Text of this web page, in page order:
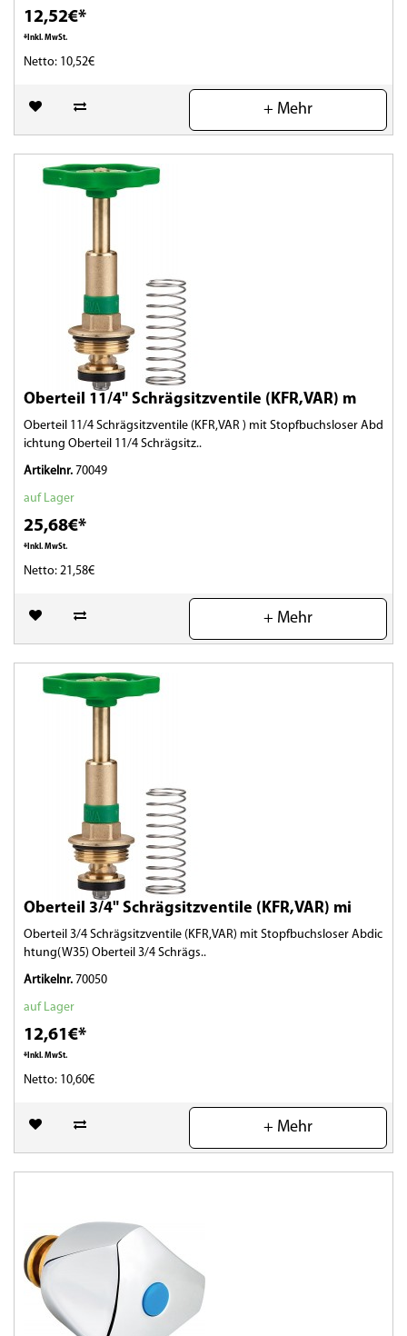
12,52€*
*Inkl. MwSt.
Netto: 10,52€
(0)
+ Mehr
Oberteil 11/4" Schrägsitzventile (KFR,VAR) m
Oberteil 11/4 Schrägsitzventile (KFR,VAR ) mit Stopfbuchsloser Abd
ichtung Oberteil 11/4 Schrägsitz..
Artikelnr. 70049
auf Lager
25,68€*
*Inkl. MwSt.
Netto: 21,58€
(0)
+ Mehr
Oberteil 3/4" Schrägsitzventile (KFR,VAR) mi
Oberteil 3/4 Schrägsitzventile (KFR,VAR) mit Stopfbuchsloser Abdic
htung(W35) Oberteil 3/4 Schrägs..
Artikelnr. 70050
auf Lager
12,61€*
*Inkl. MwSt.
Netto: 10,60€
(0)
+ Mehr